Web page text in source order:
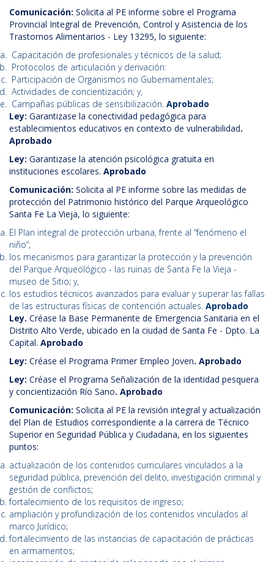
Comunicación: Solicita al PE informe sobre el Programa
Provincial Integral de Prevención, Control y Asistencia de los
Trastornos Alimentarios - Ley 13295, lo siguiente:
Capacitación de profesionales y técnicos de la salud;
Protocolos de articulación y derivación:
Participación de Organismos no Gubernamentales;
Actividades de concientización; y,
Campañas públicas de sensibilización. Aprobado
Ley: Garantizase la conectividad pedagógica para
establecimientos educativos en contexto de vulnerabilidad.
Aprobado
Ley: Garantizase la atención psicológica gratuita en
instituciones escolares. Aprobado
Comunicación: Solicita al PE informe sobre las medidas de
protección del Patrimonio histórico del Parque Arqueológico
Santa Fe La Vieja, lo siguiente:
El Plan integral de protección urbana, frente al “fenómeno el
niño”;
los mecanismos para garantizar la protección y la prevención
del Parque Arqueológico - las ruinas de Santa Fe la Vieja -
museo de Sitio; y,
los estudios técnicos avanzados para evaluar y superar las fallas
de las estructuras físicas de contención actuales. Aprobado
Ley. Créase la Base Permanente de Emergencia Sanitaria en el
Distrito Alto Verde, ubicado en la ciudad de Santa Fe - Dpto. La
Capital. Aprobado
Ley: Créase el Programa Primer Empleo Joven. Aprobado
Ley: Créase el Programa Señalización de la identidad pesquera
y concientización Río Sano. Aprobado
Comunicación: Solicita al PE la revisión integral y actualización
del Plan de Estudios correspondiente a la carrera de Técnico
Superior en Seguridad Pública y Ciudadana, en los siguientes
puntos:
actualización de los contenidos curriculares vinculados a la
seguridad pública, prevención del delito, investigación criminal y
gestión de conflictos;
fortalecimiento de los requisitos de ingreso;
ampliación y profundización de los contenidos vinculados al
marco Jurídico;
fortalecimiento de las instancias de capacitación de prácticas
en armamentos;